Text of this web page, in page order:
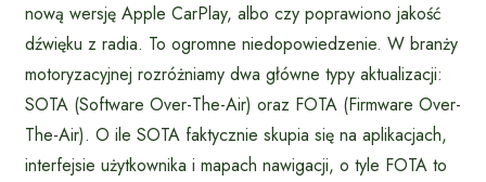
nową wersję Apple CarPlay, albo czy poprawiono jakość
dźwięku z radia. To ogromne niedopowiedzenie. W branży
motoryzacyjnej rozróżniamy dwa główne typy aktualizacji:
SOTA (Software Over-The-Air) oraz FOTA (Firmware Over-
The-Air). O ile SOTA faktycznie skupia się na aplikacjach,
interfejsie użytkownika i mapach nawigacji, o tyle FOTA to